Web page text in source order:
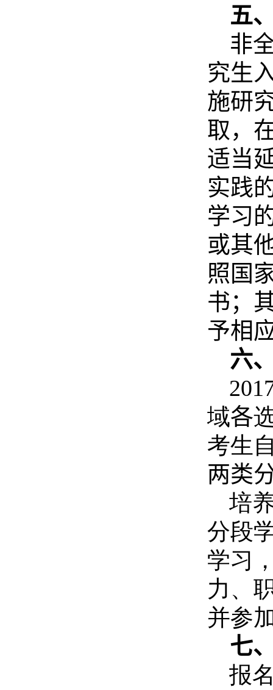
五
非
究生
施研
取，
适当
实践
学习
或其
照国
书；
予相
六
域各
考生
两类
培
分段
学习
力、
并参
七
报